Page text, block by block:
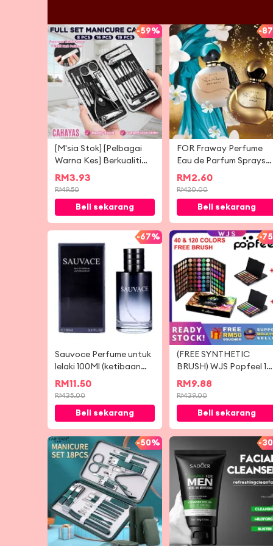
-59%
[M'sia Stok] [Pelbagai
Warna Kes] Berkualiti
Tinggi Clipper Kuku Kuku
Keluli Tahan Karat Set
Manicure Telinga Kening
Telinga pedicure
Gunting Alat Pemotong
RM 3.93
RM9.50
Beli sekarang
-
FOR Fraway Perfume
Eau de Parfum Sprays
50ml
RM 2.60
RM20.00
Beli sekarang
-67%
Sauvoce Perfume untuk
lelaki 100Ml (ketibaan
baru) harga istimewa
RM 11.50
RM35.00
Beli sekarang
-
(FREE SYNTHETIC
BRUSH) WJS Popfeel 120
& 40 Colors Matte
Luminous Eyeshadow
Palette Cosmetic Mini
Portable 40 Eye
Shadow Natural Tone
Makeup Shades
MULTICOLOR (FREE RM
50 VOUCHER)
RM 9.88
RM39.00
Beli sekarang
-50% -